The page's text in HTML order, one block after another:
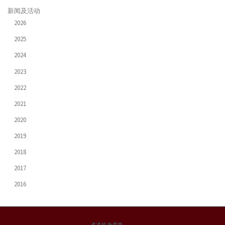
新闻及活动
2026
2025
2024
2023
2022
2021
2020
2019
2018
2017
2016